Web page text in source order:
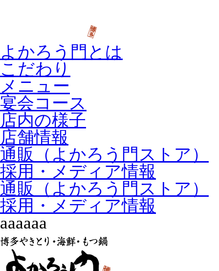
よかろう門とは
こだわり
メニュー
宴会コース
店内の様子
店舗情報
通販（よかろう門ストア）
採用・メディア情報
通販（よかろう門ストア）
採用・メディア情報
aaaaaa